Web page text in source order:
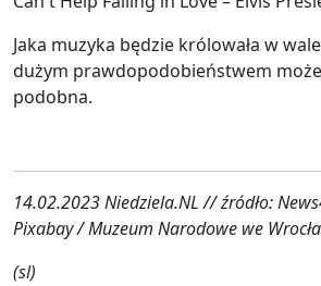
Jaka muzyka będzie królowała w
dużym prawdopodobieństwem
podobna.
14.02.2023 Niedziela.NL // źródło:
Pixabay / Muzeum Narodowe we
(sl)